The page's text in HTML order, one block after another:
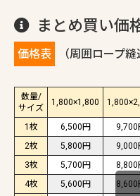
まとめ買い価
価格表 （周囲ロープ
数量/
サイズ
1,800×1,800
1枚 6,500円 9,700
2枚
5,800円 9,000
3枚
5,700円 8,800
4枚
5,600円 8,600